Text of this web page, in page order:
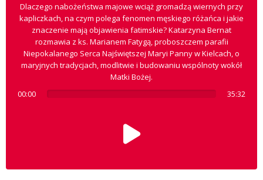
Dlaczego nabożeństwa majowe wciąż gromadzą wiernych przy
kapliczkach, na czym polega fenomen męskiego różańca i jakie
znaczenie mają objawienia fatimskie? Katarzyna Bernat
rozmawia z ks. Marianem Fatygą, proboszczem parafii
Niepokalanego Serca Najświętszej Maryi Panny w Kielcach, o
maryjnych tradycjach, modlitwie i budowaniu wspólnoty wokół
Matki Bożej.
00:00
35:32